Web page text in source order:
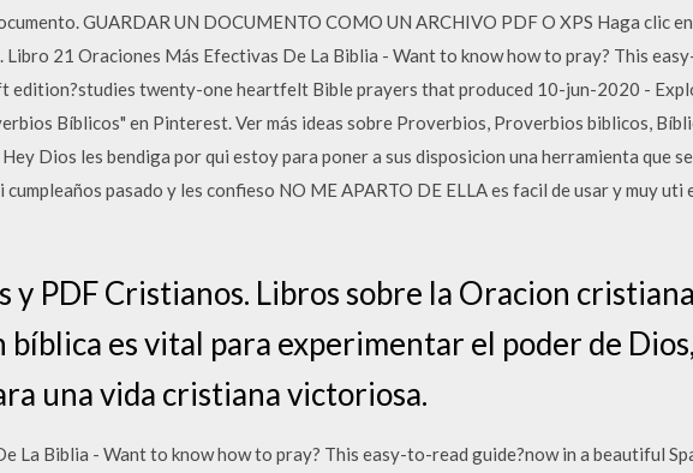
GUARDAR UN DOCUMENTO COMO UN ARCHIVO PDF O XPS Haga clic
Libro 21 Oraciones Más Efectivas De La Biblia - Want to know how to pray? This
edition?studies twenty-one heartfelt Bible prayers that produced 10-jun-2020 -
Bíblicos" en Pinterest. Ver más ideas sobre Proverbios, Proverbios biblicos,
Dios les bendiga por qui estoy para poner a sus disposicion una herramienta que
pasado y les confieso NO ME APARTO DE ELLA es facil de usar y muy uti
y PDF Cristianos. Libros sobre la Oracion
bíblica es vital para experimentar el poder de
una vida cristiana victoriosa.
La Biblia - Want to know how to pray? This easy-to-read guide?now in a beautiful